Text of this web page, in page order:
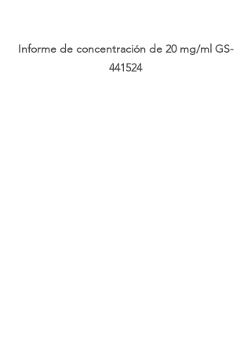
Informe de concentración de 20 mg/ml GS-
441524